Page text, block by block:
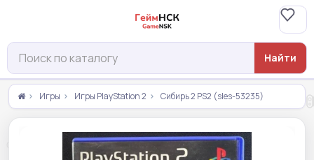
Найти
Игры Игры PlayStation 2 Сибирь 2 PS2 (sles-53235)